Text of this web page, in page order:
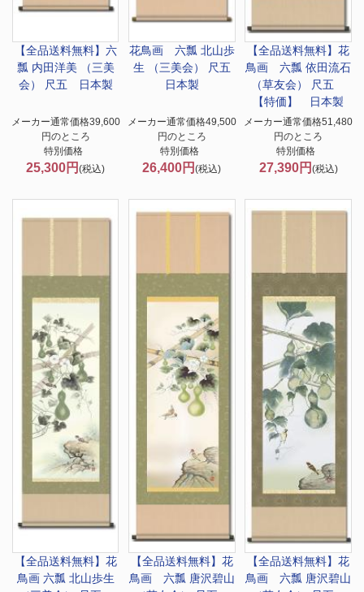
【全品送料無料】 六
瓢 内田洋美 （三美
会） 尺五 日本製
メーカー通常価格39,600
円のところ
特別価格
25,300円(税込)
花鳥画 六瓢 北山歩
生 （三美会） 尺五
日本製
メーカー通常価格49,500
円のところ
特別価格
26,400円(税込)
【全品送料無料】花
鳥画 六瓢 依田流石
（草友会） 尺五
【特価】 日本製
メーカー通常価格51,480
円のところ
特別価格
27,390円 (税込)
【全品送料無料】 花
鳥画 六瓢 北山歩生
【全品送料無料】 花
鳥画 六瓢 唐沢碧山
【全品送料無料】花
鳥画 六瓢 唐沢碧山